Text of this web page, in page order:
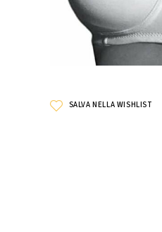
SALVA NELLA WISHLIST